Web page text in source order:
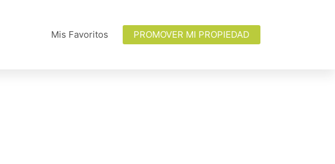
Mis Favoritos PROMOVER MI PROPIEDAD